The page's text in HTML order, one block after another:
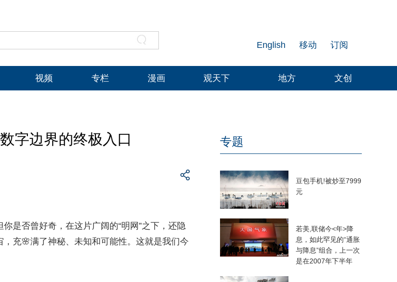
订阅
移动
English
视频 专栏 漫画 观天下 地方 文创
字边界的终极入口
是否曾好奇，在这片广阔的“明网”之下，还隐
充🌸满了神秘、未知和可能性。这就是我们今
专题
豆包手机!被炒至7999
元
若美,联储今<年>降
息，如此罕见的“通胀
与降息”组合，上一次
是在2007年下半年